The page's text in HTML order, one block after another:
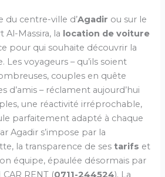
du centre-ville d’Agadir ou sur le
Al-Massira, la location de voiture
pour qui souhaite découvrir la
Les voyageurs – qu’ils soient
couples en quête
d’amis – réclament aujourd’hui
une réactivité irréprochable,
parfaitement adapté à chaque
Agadir s’impose par la
la transparence de sestarifs et
équipe, épaulée désormais par